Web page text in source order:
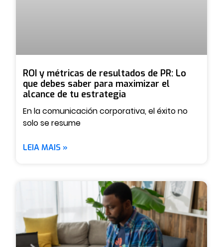
ROI y métricas de resultados de PR: Lo
que debes saber para maximizar el
alcance de tu estrategia
En la comunicación corporativa, el éxito no
solo se resume
LEIA MAIS »